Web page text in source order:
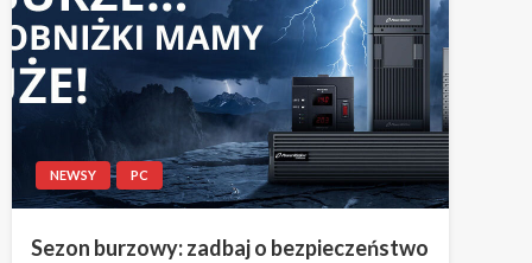
NEWSY PC
Sezon burzowy: zadbaj o bezpieczeństwo